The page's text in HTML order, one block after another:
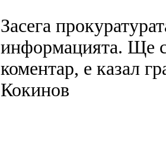
Засега
информацията. Ще
коментар, е казал
Кокинов